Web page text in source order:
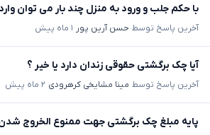
با حکم جلب و ورود به منزل چند بار می توان
آخرین پاسخ توسط حسن آرین پور ۱ ماه پیش
آیا چک برگشتی حقوقی زندان دارد یا خیر ؟
آخرین پاسخ توسط مینا مشایخی کرهرودی ۲ ماه پیش
پایه مبلغ چک برگشتی جهت ممنوع الخروج